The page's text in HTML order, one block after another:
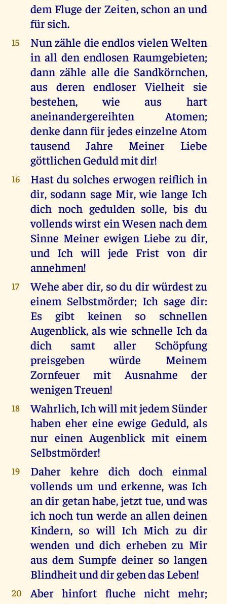
dem Fluge der Zeiten, schon an und
für sich.
15
Nun zähle die endlos vielen Welten
in all den endlosen Raumgebieten;
dann zähle alle die Sandkörnchen,
aus deren endloser Vielheit sie
bestehen, wie aus hart
aneinandergereihten Atomen;
denke dann für jedes einzelne Atom
tausend Jahre Meiner Liebe
göttlichen Geduld mit dir!
16
Hast du solches erwogen reiflich in
dir, sodann sage Mir, wie lange Ich
dich noch gedulden solle, bis du
vollends wirst ein Wesen nach dem
Sinne Meiner ewigen Liebe zu dir,
und Ich will jede Frist von dir
annehmen!
17
Wehe aber dir, so du dir würdest zu
einem Selbstmörder; Ich sage dir:
Es gibt keinen so schnellen
Augenblick, als wie schnelle Ich da
dich samt aller Schöpfung
preisgeben würde Meinem
Zornfeuer mit Ausnahme der
wenigen Treuen!
18
Wahrlich, Ich will mit jedem Sünder
haben eher eine ewige Geduld, als
nur einen Augenblick mit einem
Selbstmörder!
19
Daher kehre dich doch einmal
vollends um und erkenne, was Ich
an dir getan habe, jetzt tue, und was
ich noch tun werde an allen deinen
Kindern, so will Ich Mich zu dir
wenden und dich erheben zu Mir
aus dem Sumpfe deiner so langen
Blindheit und dir geben das Leben!
20
Aber hinfort fluche nicht mehr;